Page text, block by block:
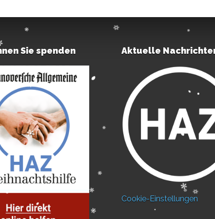
Sie spenden Aktuelle
Cookie-Einstellungen